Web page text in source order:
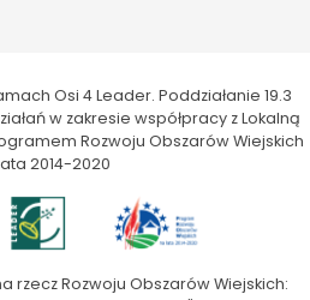
Osi 4 Leader. Poddziałanie 19.3
w zakresie współpracy z Lokalną
Rozwoju Obszarów Wiejskich
2014-2020
rzecz Rozwoju Obszarów Wiejskich: